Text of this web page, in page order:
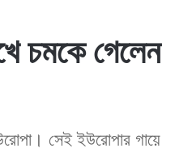
চমকে গেলেন
সেই ইউরোপার গায়ে